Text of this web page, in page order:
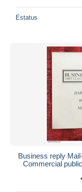
Estatus
Business reply
Commercial